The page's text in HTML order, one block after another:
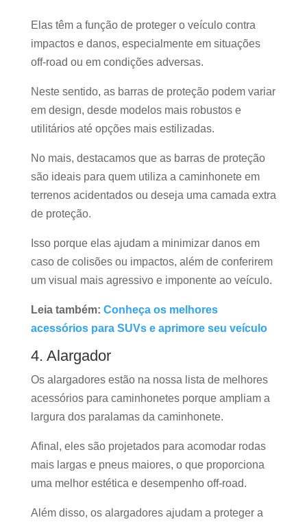
Elas têm a função de proteger o veículo contra
impactos e danos, especialmente em situações
off-road ou em condições adversas.
Neste sentido, as barras de proteção podem variar
em design, desde modelos mais robustos e
utilitários até opções mais estilizadas.
No mais, destacamos que as barras de proteção
são ideais para quem utiliza a caminhonete em
terrenos acidentados ou deseja uma camada extra
de proteção.
Isso porque elas ajudam a minimizar danos em
caso de colisões ou impactos, além de conferirem
um visual mais agressivo e imponente ao veículo.
Leia também: Conheça os melhores
acessórios para SUVs e aprimore seu veículo
4. Alargador
Os alargadores estão na nossa lista de melhores
acessórios para caminhonetes porque ampliam a
largura dos paralamas da caminhonete.
Afinal, eles são projetados para acomodar rodas
mais largas e pneus maiores, o que proporciona
uma melhor estética e desempenho off-road.
Além disso, os alargadores ajudam a proteger a